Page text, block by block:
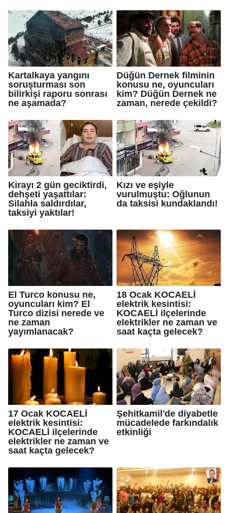
Kartalkaya yangını
soruşturması son
bilirkişi raporu sonrası
ne aşamada?
Düğün Dernek filminin
konusu ne, oyuncuları
kim? Düğün Dernek ne
zaman, nerede çekildi?
Kirayı 2 gün geciktirdi,
dehşeti yaşattılar:
Silahla saldırdılar,
taksiyi yaktılar!
Kızı ve eşiyle
vurulmuştu: Oğlunun
da taksisi kundaklandı!
El Turco konusu ne,
oyuncuları kim? El
Turco dizisi nerede ve
ne zaman
yayımlanacak?
18 Ocak KOCAELİ
elektrik kesintisi:
KOCAELİ ilçelerinde
elektrikler ne zaman ve
saat kaçta gelecek?
17 Ocak KOCAELİ
elektrik kesintisi:
KOCAELİ ilçelerinde
elektrikler ne zaman ve
saat kaçta gelecek?
Şehitkamil'de diyabetle
mücadelede farkındalık
etkinliği